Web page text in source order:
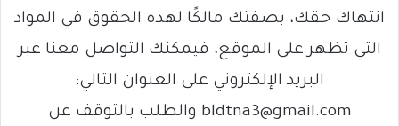
انتهاك حقك، بصفتك مالكًا لهذه الحقوق في المواد
التي تظهر على الموقع، فيمكنك التواصل معنا عبر
البريد الإلكتروني على العنوان التالي:
bldtna3@gmail.com والطلب بالتوقف عن